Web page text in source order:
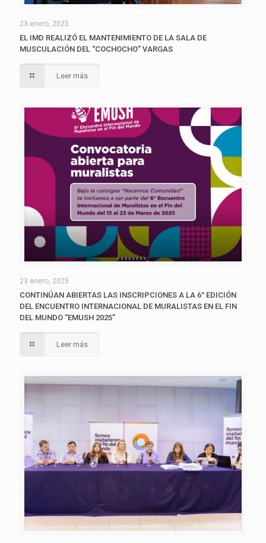
23 enero, 2025
EL IMD REALIZÓ EL MANTENIMIENTO DE LA SALA DE
MUSCULACIÓN DEL “COCHOCHO” VARGAS
Leer más
23 enero, 2025
CONTINÚAN ABIERTAS LAS INSCRIPCIONES A LA 6° EDICIÓN
DEL ENCUENTRO INTERNACIONAL DE MURALISTAS EN EL FIN
DEL MUNDO “EMUSH 2025”
Leer más